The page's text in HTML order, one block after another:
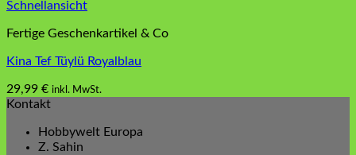
Schnellansicht
Fertige Geschenkartikel & Co
Kina Tef Tüylü Royalblau
29,99 € inkl. MwSt.
Kontakt
Hobbywelt Europa
Z. Sahin